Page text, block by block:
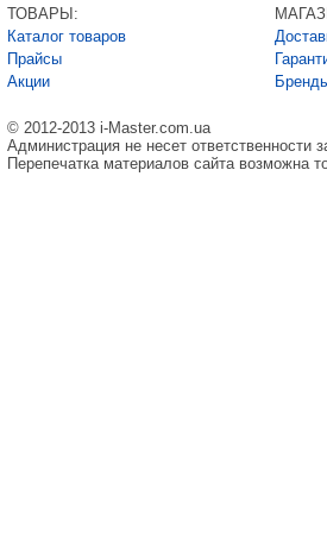
ТОВАРЫ:
Каталог товаров
Прайсы
Акции
© 2012-2013 i-Master.com.ua
Администрация не несет
Перепечатка материалов сайта возможна